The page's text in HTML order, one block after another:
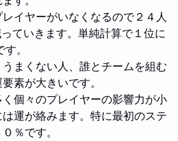
イヤーがいなくなるので２４人
ていきます。単純計算で１位に
。
まくない人、誰とチームを組む
素が大きいです。
個々のプレイヤーの影響力が小
運が絡みます。特に最初のステ
％です。